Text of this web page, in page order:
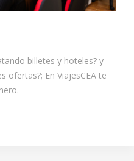
billetes y hoteles? y
ofertas?; En ViajesCEA te